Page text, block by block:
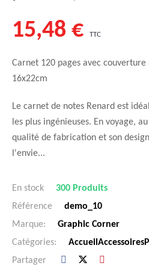
15,48 € TTC
Carnet 120 pages avec
16x22cm
Le carnet de notes Renard est
les plus ingénieuses. En voyage,
qualité de fabrication et son
l'envie...
En stock
300 Produits
Référence
demo_10
Marque:
Graphic Corner
Catégories:
AccueilAccessoires
Partager